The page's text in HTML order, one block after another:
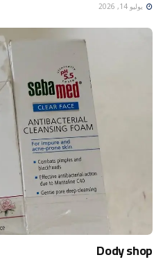
يوليو 14, 2026
Dody shop